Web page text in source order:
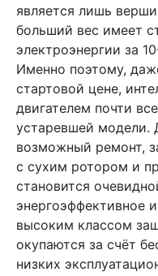
является лишь
больший вес имеет
электроэнергии за
Именно поэтому,
стартовой цене,
двигателем почти
устаревшей модели.
возможный ремонт,
с сухим ротором и
становится
энергоэффективное
высоким классом
окупаются за счёт
низких